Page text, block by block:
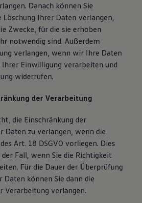
Danach können Sie
Löschung Ihrer Daten verlangen,
Zwecke, für die sie erhoben
notwendig sind. Außerdem
verlangen, wenn wir Ihre Daten
Ihrer Einwilligung verarbeiten und
widerrufen.
der Verarbeitung
die Einschränkung der
Daten zu verlangen, wenn die
Art. 18 DSGVO vorliegen. Dies
Fall, wenn Sie die Richtigkeit
Für die Dauer der Überprüfung
Daten können Sie dann die
Verarbeitung verlangen.